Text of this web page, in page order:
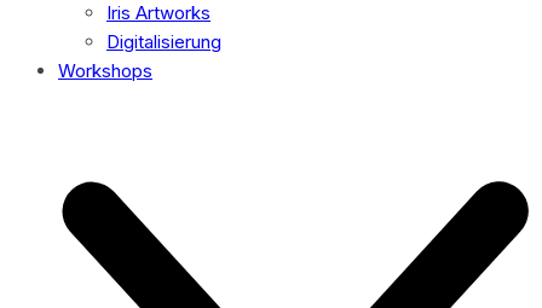
Iris Artworks
Digitalisierung
Workshops